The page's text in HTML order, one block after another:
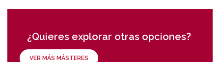
¿Quieres explorar otras opciones?
VER MÁS MÁSTERES